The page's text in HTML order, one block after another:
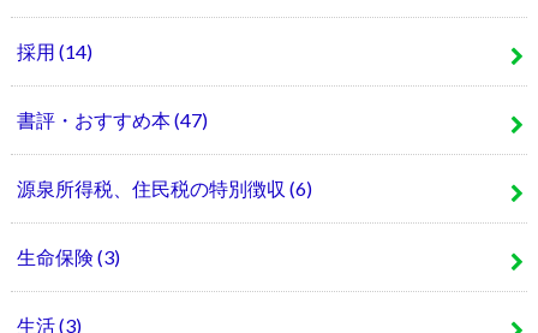
採用 (14)
書評・おすすめ本(47)
源泉所得税、住民税の特別徴収 (6)
生命保険 (3)
生活(3)